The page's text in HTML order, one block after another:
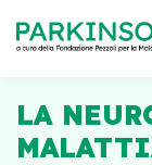
LA